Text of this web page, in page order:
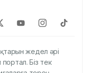
жедел әрі
Біз тек